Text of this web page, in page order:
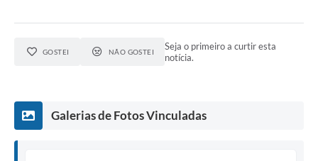
GOSTEI NÃO GOSTEI
Seja o primeiro a curtir esta
notícia.
Galerias de Fotos Vinculadas